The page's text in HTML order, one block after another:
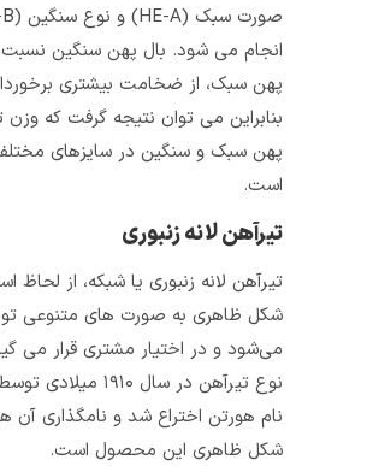
صورت سبک (HE-A) و نوع سنگین (HE-B)
انجام می شود. بال‌ پهن سنگین نسبت به بال‌
پهن سبک، از ضخامت بیشتری برخوردار است؛
بنابراین می‌ توان نتیجه گرفت که وزن تیرآهن بال‌
پهن سبک و سنگین در سایزهای مختلف، متفاوت
تیرآهن لانه زنبوری
تیرآهن لانه‌ زنبوری یا شبکه، از لحاظ استاندارد و
شکل ظاهری به صورت های متنوعی تولید
می‌شود و در اختیار مشتری قرار می‌ گیرد. این
نوع تیرآهن در سال ۱۹۱۰ میلادی توسط فردی به
نام هورتن اختراع شد و نامگذاری آن هم به دلیل
شکل ظاهری این محصول است.